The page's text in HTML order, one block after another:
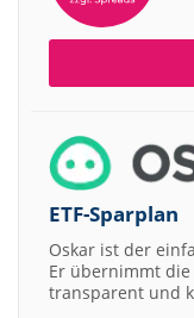
ETF-Sparplan
Oskar ist der
Er übernimmt die
transparent und